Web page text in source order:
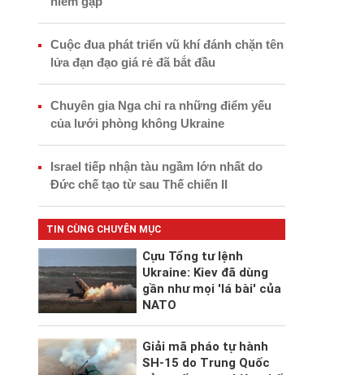
Cuộc đua phát triển vũ khí đánh chặn tên
lửa đạn đạo giá rẻ đã bắt đầu
Chuyên gia Nga chỉ ra những điểm yếu
của lưới phòng không Ukraine
Israel tiếp nhận tàu ngầm lớn nhất do
Đức chế tạo từ sau Thế chiến II
TIN CÙNG CHUYÊN MỤC
Cựu Tổng tư lệnh
Ukraine: Kiev đã dùng
gần như mọi 'lá bài' của
NATO
Giải mã pháo tự hành
SH-15 do Trung Quốc